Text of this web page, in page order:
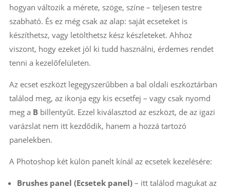
hogyan változik a mérete, szöge, színe – teljesen testre
szabható. És ez még csak az alap: saját ecseteket is
készíthetsz, vagy letölthetsz kész készleteket. Ahhoz
viszont, hogy ezeket jól ki tudd használni, érdemes rendet
tenni a kezelőfelületen.
Az ecset eszközt legegyszerűbben a bal oldali eszköztárban
találod meg, az ikonja egy kis ecsetfej – vagy csak nyomd
meg a Bbillentyűt. Ezzel kiválasztod az eszközt, de az igazi
varázslat nem itt kezdődik, hanem a hozzá tartozó
panelekben.
A Photoshop két külön panelt kínál az ecsetek kezelésére:
Brushes panel (Ecsetek panel)– itt találod magukat az